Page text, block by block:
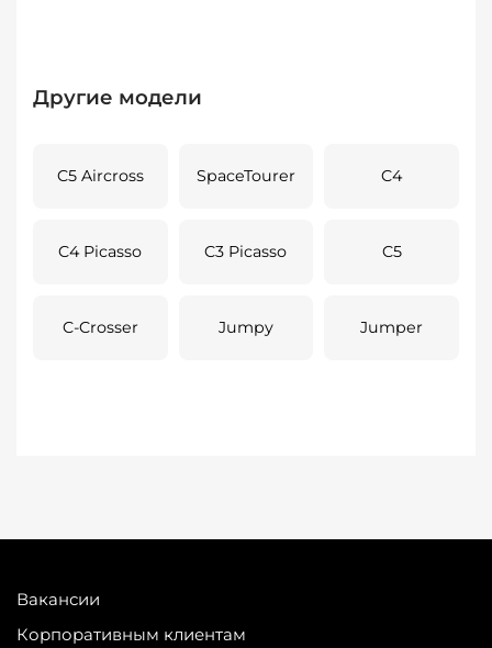
Другие модели
C5 Aircross SpaceTourer C4
C4 Picasso C3 Picasso C5
C-Crosser Jumpy Jumper
Вакансии
Корпоративным клиентам